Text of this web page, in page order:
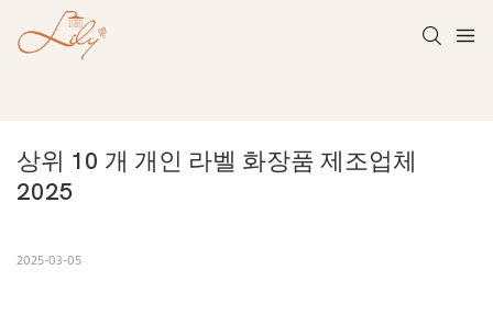
상위 10 개 개인 라벨 화장품 제조업체
2025
2025-03-05